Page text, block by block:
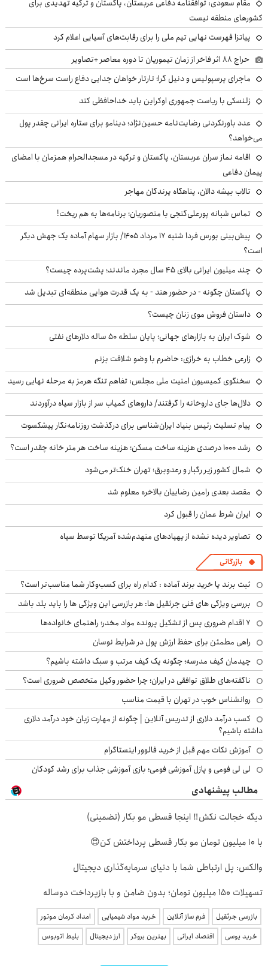
مقام سعودی: توافقنامه دفاعی عربستان، پاکستان و ترکیه تهدیدی برای
کشورهای منطقه نیست
پیاتزا فهرست نهایی تیم ملی را برای رقابت‌های آسیایی اعلام کرد
حراج ۸۸ اثر فاخر از زمان تیموریان تا دوره معاصر +تصاویر
ماجرای پرسپولیس و دنیل گرا؛ تارتار خواهان جدایی دفاع راست سرخ‌ها است
زلنسکی با ریاست جمهوری اوکراین باید خداحافظی کند
عدد باورنکردنی رضایت‌نامه حسین‌نژاد؛ دینامو برای ستاره ایرانی چقدر پول
می‌خواهد؟
اقامه نماز سران عربستان، پاکستان و ترکیه در مسجدالحرام همزمان با امضای
پیمان دفاعی
تالاب بیشه دالان، پناهگاه پرندگان مهاجر
تماس شبانه پورعلی‌گنجی با منصوریان؛ برنامه‌ها به هم ریخت!
پیش‌بینی بورس فردا شنبه ۱۷ مرداد ۱۴۰۵/ بازار سهام آماده یک جهش دیگر
است؟
چند میلیون ایرانی بالای ۴۵ سال مجرد ماندند؛ پشت‌پرده چیست؟
پاکستان چگونه - در حضور هند - به یک قدرت هوایی منطقه‌ای تبدیل شد
داستان فروش موی زنان چیست؟
شوک ایران به بازارهای جهانی؛ پایان سلطه ۵۰ ساله دلارهای نفتی
زارعی خطاب به خرازی: حاضرم با وضو شلاقت بزنم
سخنگوی کمیسیون امنیت ملی مجلس: تفاهم تنگه هرمز به مرحله نهایی رسید
دلال‌ها جای داروخانه را گرفتند/ داروهای کمیاب سر از بازار سیاه درآوردند
پیام تسلیت رئیس بنیاد ایران‌شناسی برای درگذشت روزنامه‌نگار پیشکسوت
رشد ۱۰۰۰ درصدی هزینه ساخت مسکن؛ هزینه ساخت هر متر خانه چقدر است؟
شمال کشور زیر رگبار و رعدوبرق؛ تهران خنک‌تر می‌شود
مقصد بعدی رامین رضاییان بالاخره معلوم شد
ایران شرط عمان را قبول کرد
تصاویر دیده نشده از پهپادهای منهدم‌شده آمریکا توسط سپاه
بازرگانی
ثبت برند یا خرید برند آماده : کدام راه برای کسب‌وکار شما مناسب‌تر است؟
بررسی ویژگی های فنی جرثقیل ها: هر بازرسی این ویژگی ها را باید بلد باشد
۷ اقدام ضروری پس از تشکیل پرونده مواد مخدر؛ راهنمای خانواده‌ها
راهی مطمئن برای حفظ ارزش پول در شرایط نوسان
چیدمان کیف مدرسه؛ چگونه یک کیف مرتب و سبک داشته باشیم؟
ناگفته‌های طلاق توافقی در ایران؛ چرا حضور وکیل متخصص ضروری است؟
روانشناس خوب در تهران با قیمت مناسب
کسب درآمد دلاری از تدریس آنلاین | چگونه از مهارت زبان خود درآمد دلاری
داشته باشیم؟
آموزش نکات مهم قبل از خرید فالوور اینستاگرام
لی لی فومی و پازل آموزشی فومی؛ بازی آموزشی جذاب برای رشد کودکان
مطالب پیشنهادی
دیگه خجالت نکش‼️ اینجا قسطی مو بکار (تضمینی)
با 10 میلیون تومان مو بکار قسطی پرداختش کن😍
والکس: پل ارتباطی شما با دنیای سرمایه‌گذاری دیجیتال
تسهیلات ۱۵۰ میلیون تومان؛ بدون ضامن و با بازپرداخت دوساله
بازرسی جرثقیل فرم ساز آنلاین خرید مواد شیمیایی
امداد کرمان موتور
خرید یوسی
اقتصاد ایرانی بهترین بروکر ارز دیجیتال بلیط اتوبوس